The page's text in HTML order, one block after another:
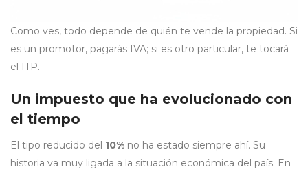
Como ves, todo depende de quién te vende la propiedad. Si
es un promotor, pagarás IVA; si es otro particular, te tocará
el ITP.
Un impuesto que ha evolucionado con
el tiempo
El tipo reducido del 10% no ha estado siempre ahí. Su
historia va muy ligada a la situación económica del país. En